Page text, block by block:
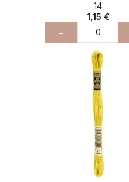
14
1,15 €
-